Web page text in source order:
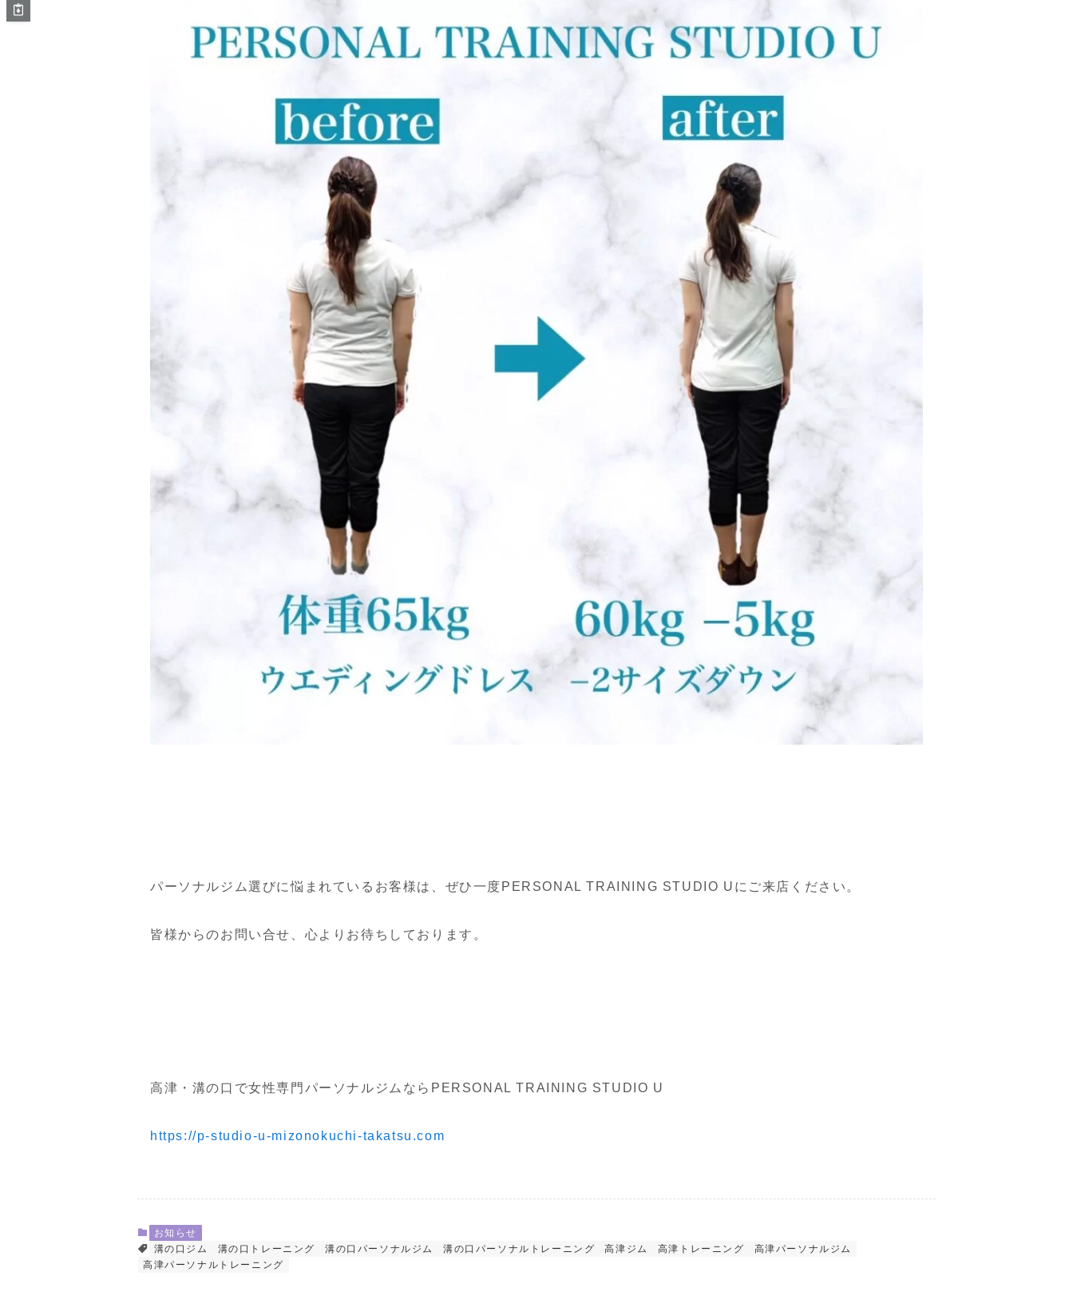
パーソナルジム選びに悩まれているお客様は、ぜひ一度PERSONAL TRAINING STUDIO Uにご来店ください。
皆様からのお問い合せ、心よりお待ちしております。
高津・溝の口で女性専門パーソナルジムならPERSONAL TRAINING STUDIO U
https://p-studio-u-mizonokuchi-takatsu.com
お知らせ
溝の口ジム
溝の口トレーニング 溝の口パーソナルジム 溝の口パーソナルトレーニング 高津ジム 高津トレーニング
高津パーソナルジム
高津パーソナルトレーニング